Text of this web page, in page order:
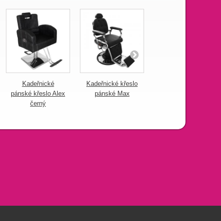
Kadeřnické
pánské křeslo Alex
černý
Kadeřnické křeslo
pánské Max